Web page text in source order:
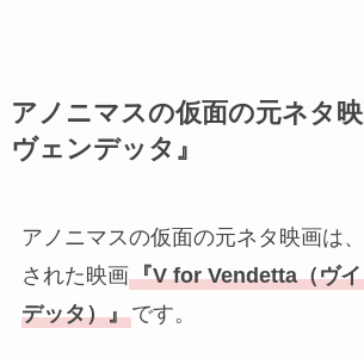
アノニマスの仮面の元ネタ
ヴェンデッタ』
アノニマスの仮面の元ネタ映画は
された映画『V for Vendetta（ヴイ
デッタ）』です。